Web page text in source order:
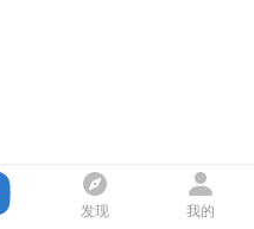
发现 我的